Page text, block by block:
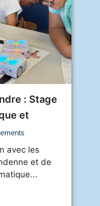
: Stage
et
avec les
et de